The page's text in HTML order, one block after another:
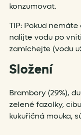
konzumovat.
TIP: Pokud
nalijte vodu po
zamíchejte (vodu
Složení
Brambory (29%),
zelené fazolky,
kukuřičná mouka,